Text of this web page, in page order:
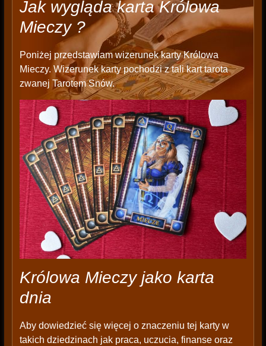
Jak wygląda karta Królowa
Mieczy ?
Poniżej przedstawiam wizerunek karty Królowa
Mieczy. Wizerunek karty pochodzi z tali kart tarota
zwanej Tarotem Snów.
Królowa Mieczy jako karta
dnia
Aby dowiedzieć się więcej o znaczeniu tej karty w
takich dziedzinach jak praca, uczucia, finanse oraz